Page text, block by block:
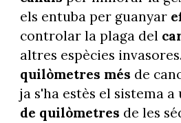
els entuba per guanyar
controlar la plaga del
altres espècies
quilòmetres més de
ja s'ha estès el sistema a
de quilòmetres de les